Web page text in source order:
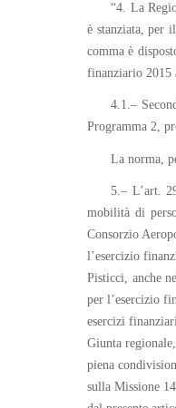
“4. La
è stanziata, per
comma è
finanziario 2015
4.1.–
Programma 2,
La norma,
5.– L’art.
mobilità di
Consorzio
l’esercizio
Pisticci, anche
per l’esercizio
esercizi
Giunta
piena
sulla Missione